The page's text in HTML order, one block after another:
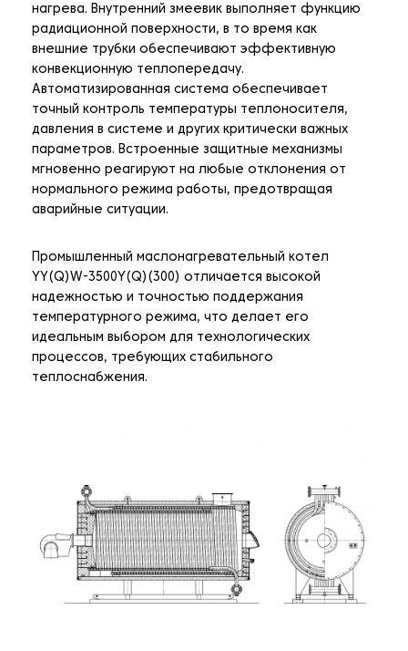
нагрева. Внутренний змеевик выполняет функцию
радиационной поверхности, в то время как
внешние трубки обеспечивают эффективную
конвекционную теплопередачу.
Автоматизированная система обеспечивает
точный контроль температуры теплоносителя,
давления в системе и других критически важных
параметров. Встроенные защитные механизмы
мгновенно реагируют на любые отклонения от
нормального режима работы, предотвращая
аварийные ситуации.
Промышленный маслонагревательный котел
YY(Q)W-3500Y(Q)(300) отличается высокой
надежностью и точностью поддержания
температурного режима, что делает его
идеальным выбором для технологических
процессов, требующих стабильного
теплоснабжения.